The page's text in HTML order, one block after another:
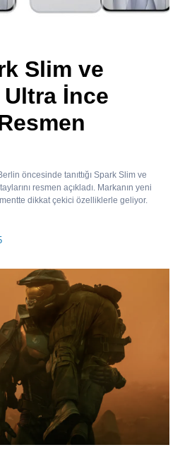
Slim ve
İnce
öncesinde tanıttığı Spark Slim ve
resmen açıkladı. Markanın yeni
dikkat çekici özelliklerle geliyor.